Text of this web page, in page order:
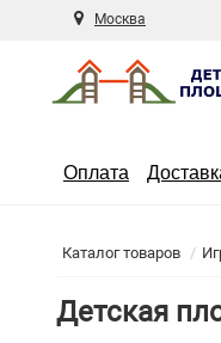
Москва
Оплата
Каталог товаров
Детская